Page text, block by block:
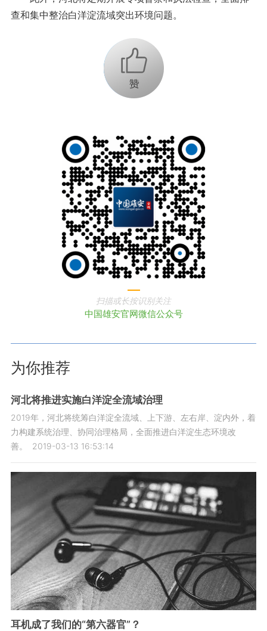
查和集中整治白洋淀流域突出环境问题。
+1
扫描或长按识别关注
中国雄安官网微信公众号
为你推荐
河北将推进实施白洋淀全流域治理
2019年，河北将统筹白洋淀全流域、上下游、左右岸、淀内外，着
力构建系统治理、协同治理格局，全面推进白洋淀生态环境改
善。
2019-03-13 16:53:14
耳机成了我们的“第六器官”？